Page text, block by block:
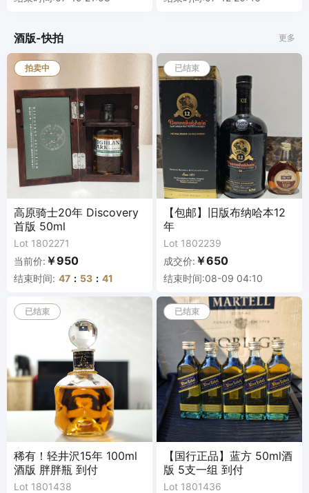
酒版-快拍 更多
拍卖中
高原骑士20年 Discovery
首版 50ml
Lot 1802271
当前价: ￥950
结束时间: 47 : 53 : 41
已结束
【包邮】旧版布纳哈本12
年
Lot 1802239
成交价: ￥650
结束时间:08-09 04:10
已结束
稀有！轻井沢15年 100ml
酒版 胖胖瓶 到付
Lot 1801438
已结束
【国行正品】蓝方 50ml酒
版 5支一组 到付
Lot 1801436